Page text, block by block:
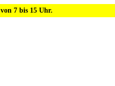
von 7 bis 15 Uhr.